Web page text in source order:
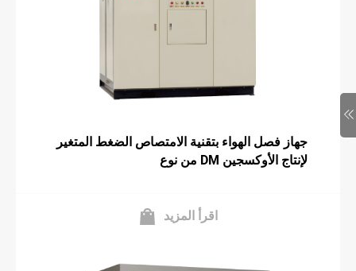
جهاز فصل الهواء بتقنية الامتصاص الضغط المتغير
من نوع DM لإنتاج الأوكسجين
اقرأ المزيد